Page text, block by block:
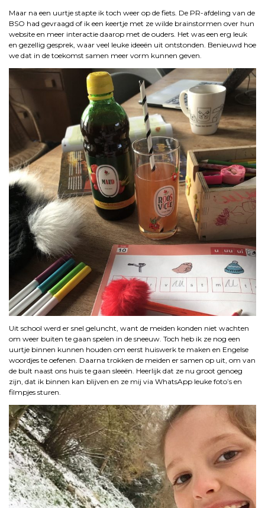
Maar na een uurtje stapte ik toch weer op de fiets. De PR-afdeling van de
BSO had gevraagd of ik een keertje met ze wilde brainstormen over hun
website en meer interactie daarop met de ouders. Het was een erg leuk
en gezellig gesprek, waar veel leuke ideeën uit ontstonden. Benieuwd hoe
we dat in de toekomst samen meer vorm kunnen geven.
Uit school werd er snel geluncht, want de meiden konden niet wachten
om weer buiten te gaan spelen in de sneeuw. Toch heb ik ze nog een
uurtje binnen kunnen houden om eerst huiswerk te maken en Engelse
woordjes te oefenen. Daarna trokken de meiden er samen op uit, om van
de bult naast ons huis te gaan sleeën. Heerlijk dat ze nu groot genoeg
zijn, dat ik binnen kan blijven en ze mij via WhatsApp leuke foto’s en
filmpjes sturen.